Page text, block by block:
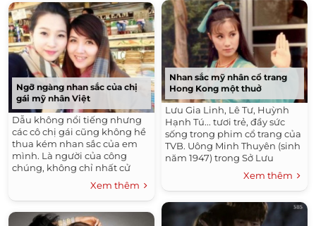
Ngỡ ngàng nhan sắc của chị
gái mỹ nhân Việt
Dẫu không nổi tiếng nhưng
các cô chị gái cũng không hề
thua kém nhan sắc của em
mình. Là người của công
chúng, không chỉ nhất cử
nhất động của sao Việt được
quan tâm mà người thân
trong gia đình...
Xem thêm
Nhan sắc mỹ nhân cổ trang
Hong Kong một thuở
Lưu Gia Linh, Lê Tư, Huỳnh
Hạnh Tú... tươi trẻ, đầy sức
sống trong phim cổ trang của
TVB. Uông Minh Thuyên (sinh
năm 1947) trong Sở Lưu
Hương. Minh Thuyên trong
Thư kiếm ân cừu lục (trái) và
Thanh cung tàn...
Xem thêm